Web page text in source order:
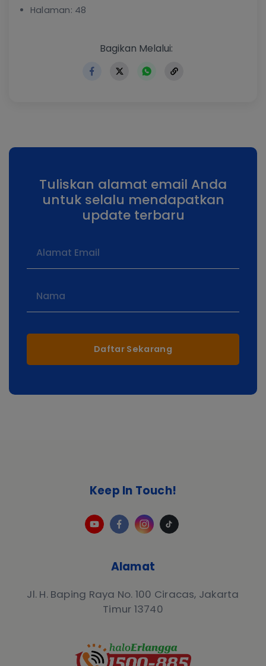
Halaman: 48
https://
Bagikan Melalui:
Tuliskan alamat email Anda
untuk selalu mendapatkan
update terbaru
Daftar Sekarang
Alamat
Jl. H. Baping Raya No. 100 Ciracas, Jakarta
Timur 13740
Keep In Touch!